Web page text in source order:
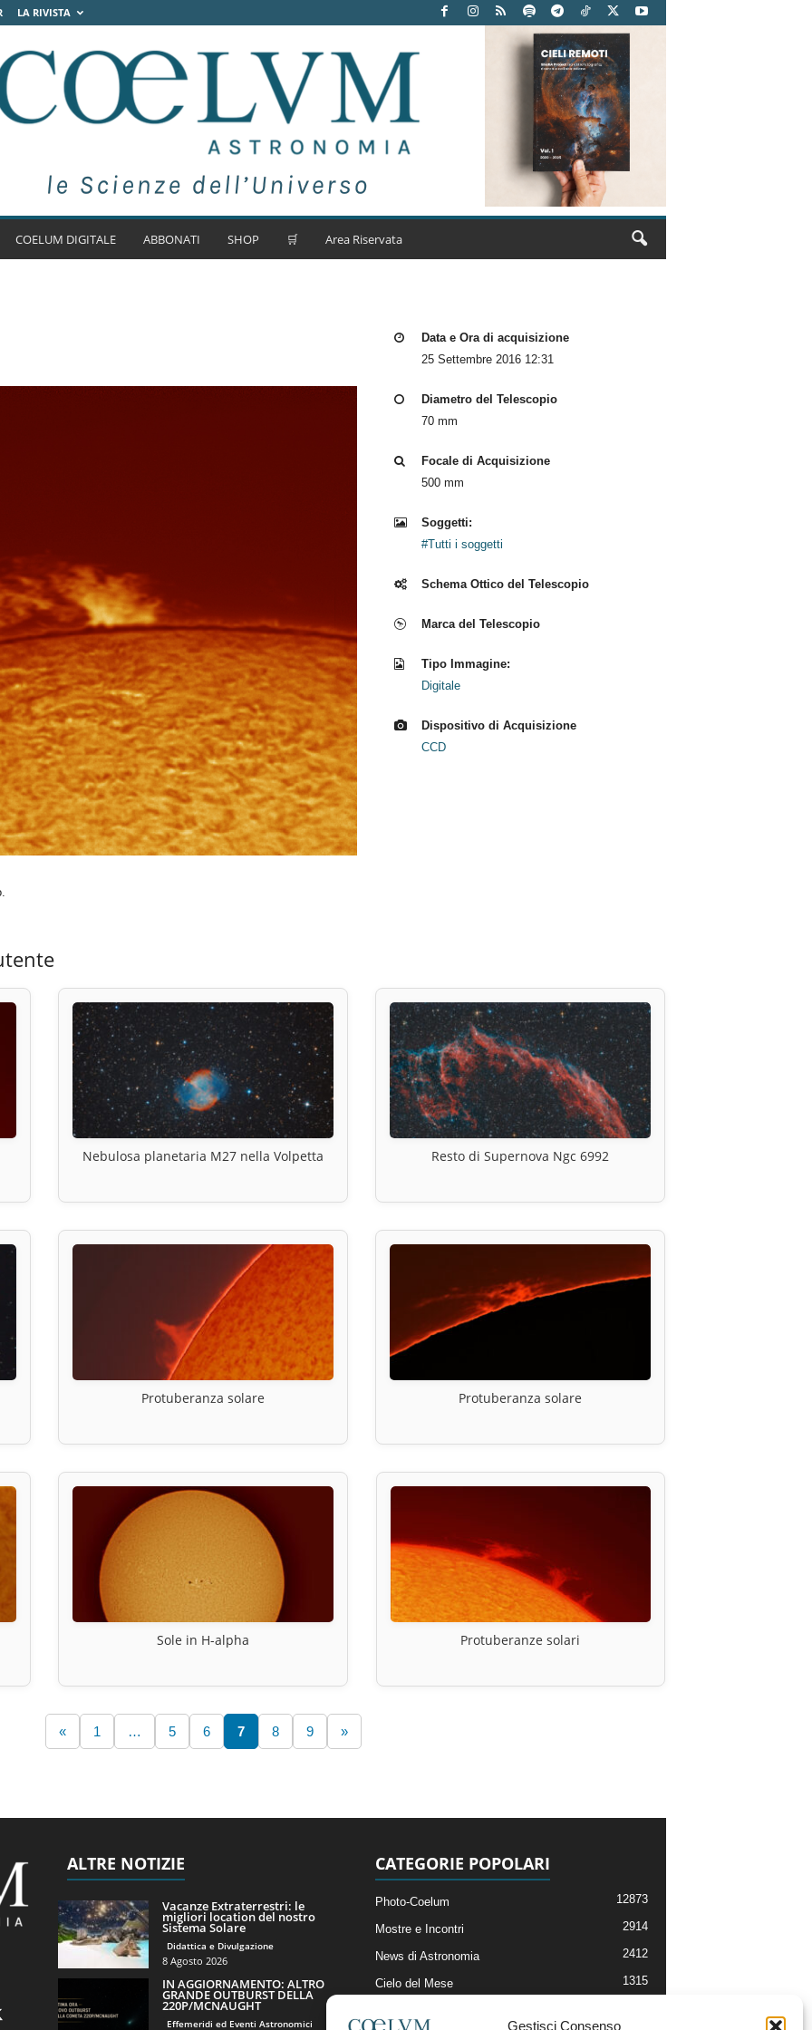
Gestisci Consenso
LA RIVISTA
COELUM DIGITALE ABBONATI SHOP 🛒 Area Riservata
Data e Ora di acquisizione
25 Settembre 2016 12:31
Diametro del Telescopio
70 mm
Focale di Acquisizione
500 mm
Soggetti:
#Tutti i soggetti
Schema Ottico del Telescopio
Marca del Telescopio
Tipo Immagine:
Digitale
Dispositivo di Acquisizione
CCD
Nebulosa planetaria M27 nella Volpetta Resto di Supernova Ngc 6992
Protuberanza solare Protuberanza solare
Sole in H-alpha Protuberanze solari
« 1 … 5 6 7 8 9 »
ALTRE NOTIZIE
Vacanze Extraterrestri: le
migliori location del nostro
Sistema Solare
Didattica e Divulgazione
8 Agosto 2026
IN AGGIORNAMENTO: ALTRO
GRANDE OUTBURST DELLA
220P/MCNAUGHT
Effemeridi ed Eventi Astronomici
CATEGORIE POPOLARI
Photo-Coelum 12873
Mostre e Incontri 2914
News di Astronomia 2412
Cielo del Mese 1315